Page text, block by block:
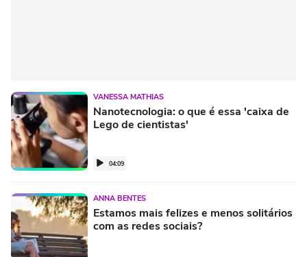
VANESSA MATHIAS
Nanotecnologia: o que é essa 'caixa de
Lego de cientistas'
04:09
ANNA BENTES
Estamos mais felizes e menos solitários
com as redes sociais?